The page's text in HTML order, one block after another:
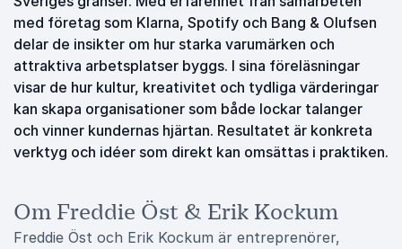
med företag som Klarna, Spotify och Bang & Olufsen
delar de insikter om hur starka varumärken och
attraktiva arbetsplatser byggs. I sina föreläsningar
visar de hur kultur, kreativitet och tydliga värderingar
kan skapa organisationer som både lockar talanger
och vinner kundernas hjärtan. Resultatet är konkreta
verktyg och idéer som direkt kan omsättas i praktiken.
Om Freddie Öst & Erik Kockum
Freddie Öst och Erik Kockum är entreprenörer,